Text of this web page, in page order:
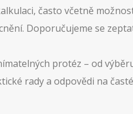
často včetně
Doporučujeme se
protéz – od
rady a odpovědi na